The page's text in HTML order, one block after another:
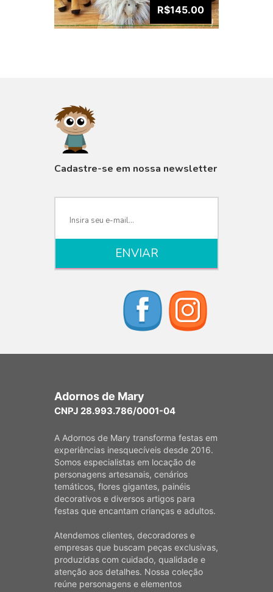
R$145.00
Cadastre-se em nossa newsletter
Adornos de Mary
CNPJ 28.993.786/0001-04
A Adornos de Mary transforma festas em
experiências inesquecíveis desde 2016.
Somos especialistas em locação de
personagens artesanais, cenários
temáticos, flores gigantes, painéis
decorativos e diversos artigos para
festas que encantam crianças e adultos.
Atendemos clientes, decoradores e
empresas que buscam peças exclusivas,
produzidas com cuidado, qualidade e
atenção aos detalhes. Nossa coleção
reúne personagens e elementos